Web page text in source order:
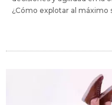
¿Cómo explotar al máximo